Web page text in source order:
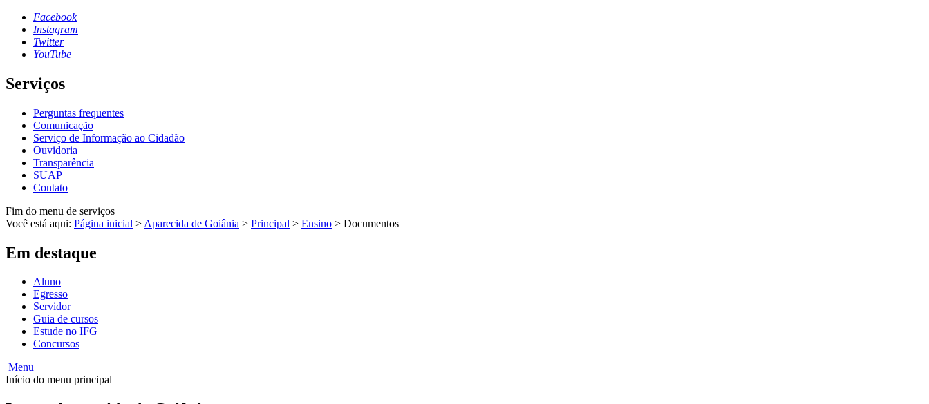
Facebook
Instagram
Twitter
YouTube
Serviços
Perguntas frequentes
Comunicação
Serviço de Informação ao Cidadão
Ouvidoria
Transparência
SUAP
Contato
Fim do menu de serviços
Você está aqui: Página inicial > Aparecida de Goiânia > Principal > Ensino > Documentos
Em destaque
Aluno
Egresso
Servidor
Guia de cursos
Estude no IFG
Concursos
Menu
Início do menu principal